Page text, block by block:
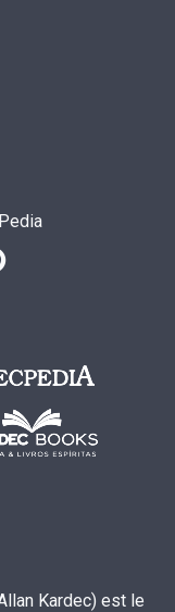
Kardec) est le